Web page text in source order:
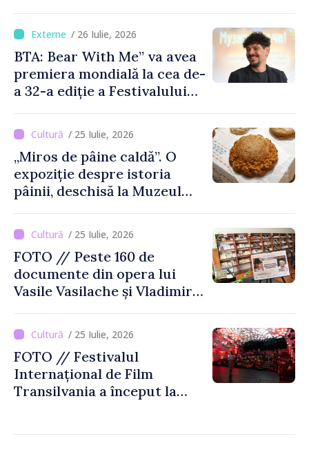
/ 26 Iulie, 2026
BTA: Bear With Me” va avea
premiera mondială la cea de-
a 32-a ediție a Festivalului
august
/ 25 Iulie, 2026
„Miros de pâine caldă”. O
expoziție despre istoria
pâinii, deschisă la Muzeul
Moldovei
/ 25 Iulie, 2026
FOTO // Peste 160 de
documente din opera lui
Vasile Vasilache și Vladimir
Biblioteca Națională
/ 25 Iulie, 2026
FOTO // Festivalul
Internațional de Film
Transilvania a început la